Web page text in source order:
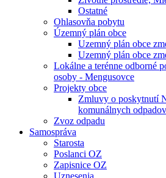
Ostatné
Ohlasovňa pobytu
Územný plán obce
Uzemný plán obce
Uzemný plán obce
Lokálne a terénne odborné
osoby - Mengusovce
Projekty obce
Zmluvy o poskytnutí
komunálnych
Zvoz odpadu
Samospráva
Starosta
Poslanci OZ
Zapisnice OZ
Uznesenia